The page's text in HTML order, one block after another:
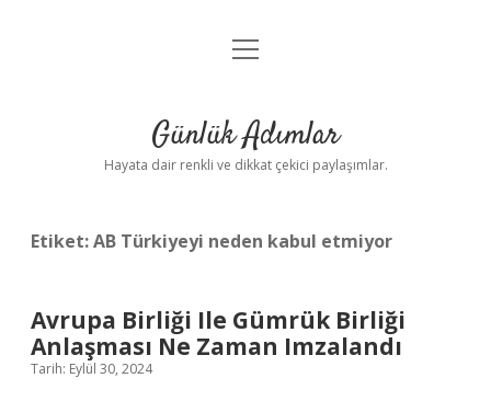
Anasayfa
Yasal Uyarı
menüyü
Günlük Adımlar
Hayata dair renkli ve dikkat çekici paylaşımlar.
Etiket:AB Türkiyeyi neden kabul etmiyor
Avrupa Birliği Ile Gümrük Birliği
Anlaşması Ne Zaman Imzalandı
Tarih: Eylül 30, 2024